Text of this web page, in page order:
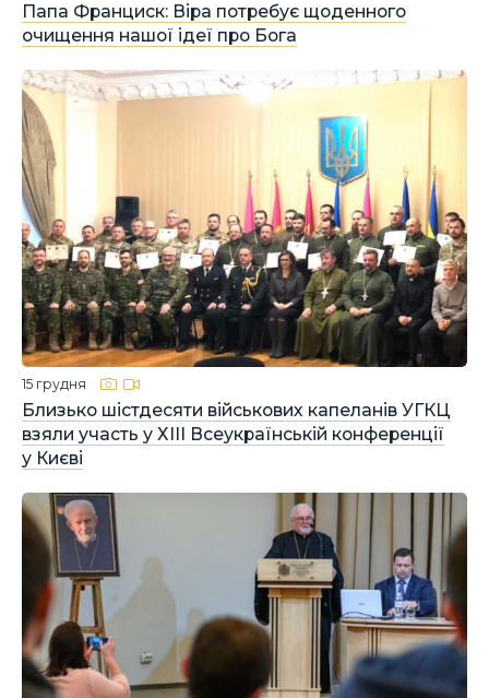
Папа Франциск: Віра потребує щоденного
очищення нашої ідеї про Бога
Близько шістдесяти військових капеланів УГКЦ
взяли участь у ХІІІ Всеукраїнській конференції
у Києві
15 грудня